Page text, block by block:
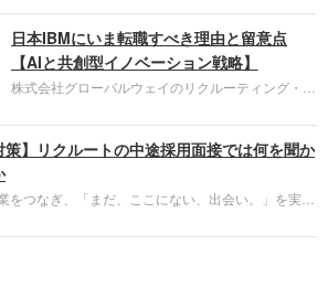
圧倒的な存在感を持つAmazon。中途採用面接では
過去の具体的な業務成果やリーダーシップの発揮、
失敗からの学びが重視され、人間性やカルチャーフ
ィットも評価対象となり、長期的に成長できる仲間
であるかを多角的に審査されます。
日本IBMにいま転職すべき理由と留意点
【AIと共創型イノベーション戦略】
株式会社グローバルウェイのリクルーティング・パ
パーソンが利用する企業口コミサイト「キャリコ
ネ」の転職エージェントがお勧めするイチオシ企業
IBMです。採用面接対策の企業研究にご活用くださ
い。
策】リクルートの中途採用面接では何を聞か
をつなぎ、「まだ、ここにない、出会い。」を実現
の成果を具体的に問われるほか、「人間性」も評価